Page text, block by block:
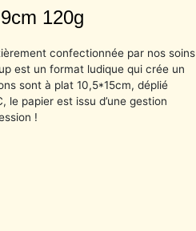
120g
confectionnée par nos soins
est un format ludique qui crée un
sont à plat 10,5*15cm, déplié
le papier est issu d’une gestion
!